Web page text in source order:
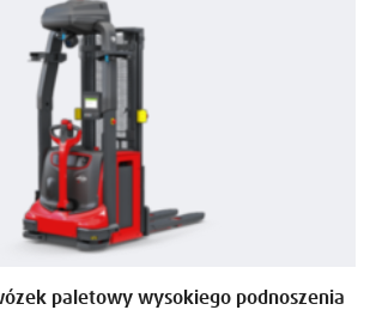
paletowy wysokiego podnoszenia